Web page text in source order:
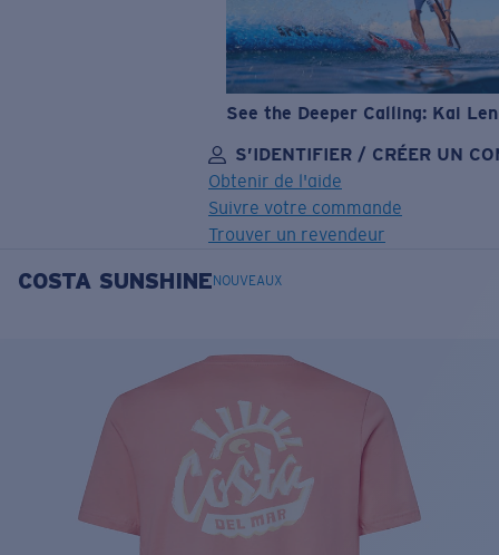
See the Deeper Calling: Kai
S’IDENTIFIER / CRÉER UN
Obtenir de l'aide
Suivre votre commande
Trouver un revendeur
OBJECTIF MIS À JOURAJOUTÉ AU PANIER!
Prix :
Quantité:
Prix : Gratuit
Quantité:
COSTA SUNSHINE NOUVEAUX